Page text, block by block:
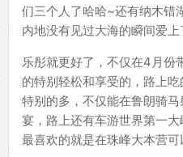
们三个人了哈哈~还有纳木错
内地没有见过大海的瞬间爱
乐彤就更好了，不仅在4月份
的特别轻松和享受的，路上
特别的多，不仅能在鲁朗骑
宴，路上还有车游世界第一
最喜欢的就是在珠峰大本营